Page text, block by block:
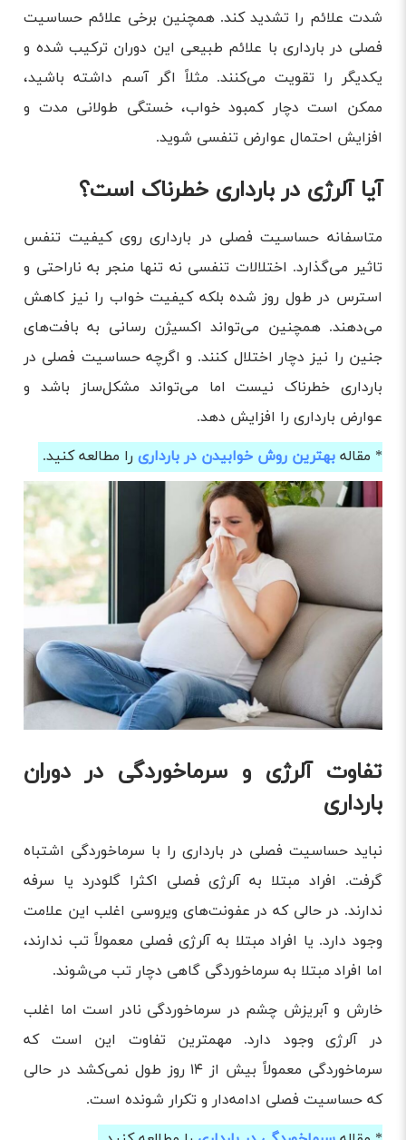
شدت علائم را تشدید کند. همچنین برخی علائم حساسیت
فصلی در بارداری با علائم طبیعی این دوران ترکیب شده و
یکدیگر را تقویت می‌کنند. مثلاً اگر آسم داشته باشید،
ممکن است دچار کمبود خواب، خستگی طولانی مدت و
افزایش احتمال عوارض تنفسی شوید.
آیا آلرژی در بارداری خطرناک است؟
متاسفانه حساسیت فصلی در بارداری روی کیفیت تنفس
تاثیر می‌گذارد. اختلالات تنفسی نه تنها منجر به ناراحتی و
استرس در طول روز شده بلکه کیفیت خواب را نیز کاهش
می‌دهند. همچنین می‌تواند اکسیژن رسانی به بافت‌های
جنین را نیز دچار اختلال کنند. و اگر‌چه حساسیت فصلی در
بارداری خطرناک نیست اما می‌تواند مشکل‌ساز باشد و
عوارض بارداری را افزایش دهد.
* مقالهبهترین روش خوابیدن در بارداری را مطالعه کنید.
تفاوت آلرژی و سرماخوردگی در دوران
بارداری
نباید حساسیت فصلی در بارداری را با سرماخوردگی اشتباه
گرفت. افراد مبتلا به آلرژی فصلی اکثرا گلودرد یا سرفه
ندارند. در حالی که در عفونت‌های ویروسی اغلب این علامت
وجود دارد. یا افراد مبتلا به آلرژی فصلی معمولاً تب ندارند،
اما افراد مبتلا به سرماخوردگی گاهی دچار تب می‌شوند.
خارش و آبریزش چشم در سرماخوردگی نادر است اما اغلب
در آلرژی وجود دارد. مهمترین تفاوت این است که
سرماخوردگی معمولاً بیش از ۱۴ روز طول نمی‌کشد در حالی
که حساسیت فصلی ادامه‌دار و تکرار شونده است.